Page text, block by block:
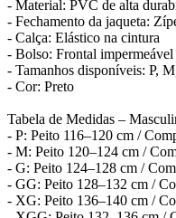
- Material: PVC de alta
- Fechamento da jaqueta:
- Calça: Elástico na cintura
- Bolso: Frontal impermeável
- Tamanhos disponíveis: P,
- Cor: Preto
Tabela de Medidas –
- P: Peito 116–120 cm /
- M: Peito 120–124 cm /
- G: Peito 124–128 cm /
- GG: Peito 128–132 cm /
- XG: Peito 136–140 cm /